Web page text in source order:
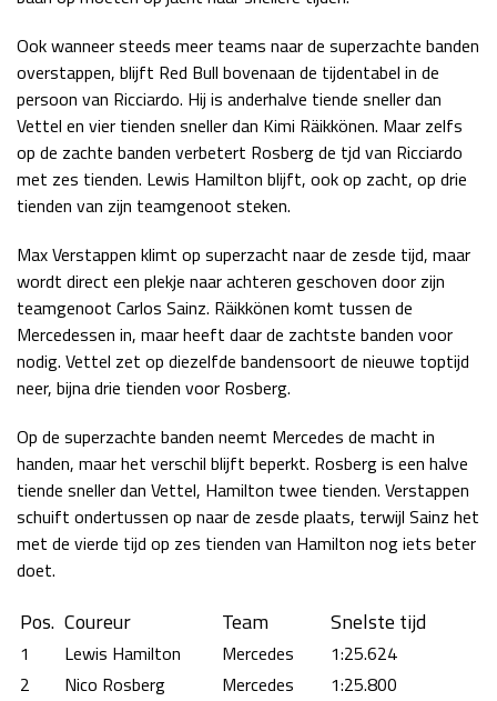
Ook wanneer steeds meer teams naar de superzachte banden
overstappen, blijft Red Bull bovenaan de tijdentabel in de
persoon van Ricciardo. Hij is anderhalve tiende sneller dan
Vettel en vier tienden sneller dan Kimi Räikkönen. Maar zelfs
op de zachte banden verbetert Rosberg de tjd van Ricciardo
met zes tienden. Lewis Hamilton blijft, ook op zacht, op drie
tienden van zijn teamgenoot steken.
Max Verstappen klimt op superzacht naar de zesde tijd, maar
wordt direct een plekje naar achteren geschoven door zijn
teamgenoot Carlos Sainz. Räikkönen komt tussen de
Mercedessen in, maar heeft daar de zachtste banden voor
nodig. Vettel zet op diezelfde bandensoort de nieuwe toptijd
neer, bijna drie tienden voor Rosberg.
Op de superzachte banden neemt Mercedes de macht in
handen, maar het verschil blijft beperkt. Rosberg is een halve
tiende sneller dan Vettel, Hamilton twee tienden. Verstappen
schuift ondertussen op naar de zesde plaats, terwijl Sainz het
met de vierde tijd op zes tienden van Hamilton nog iets beter
doet.
Pos. Coureur Team Snelste tijd
1 Lewis Hamilton Mercedes
1:25.624
2
Nico Rosberg Mercedes 1:25.800